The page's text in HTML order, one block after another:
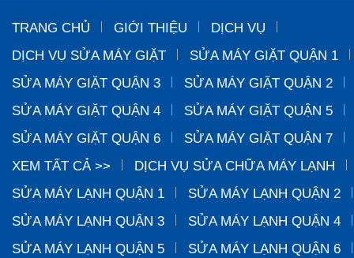
TRANG CHỦ GIỚI THIỆU
DỊCH VỤ
DỊCH VỤ SỬA MÁY GIẶT
SỬA MÁY GIẶT QUẬN 1
SỬA MÁY GIẶT QUẬN 3
SỬA MÁY GIẶT QUẬN 2
SỬA MÁY GIẶT QUẬN 4
SỬA MÁY GIẶT QUẬN 5
SỬA MÁY GIẶT QUẬN 6
SỬA MÁY GIẶT QUẬN 7
XEM TẤT CẢ >>
DỊCH VỤ SỬA CHỮA MÁY LẠNH
SỬA MÁY LẠNH QUẬN 1
SỬA MÁY LẠNH QUẬN 2
SỬA MÁY LẠNH QUẬN 3
SỬA MÁY LẠNH QUẬN 4
SỬA MÁY LẠNH QUẬN 5
SỬA MÁY LẠNH QUẬN 6